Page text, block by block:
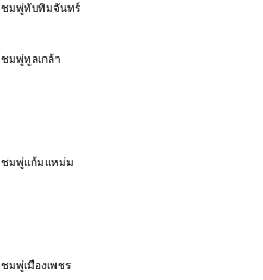
ชมพู่แก้มแหม่ม
ชมพู่ทับทิมจันทร์
ชมพู่ทูลเกล้า
ชมพู่เมืองเพชร